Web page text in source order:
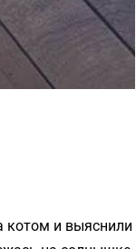
котом и выяснили